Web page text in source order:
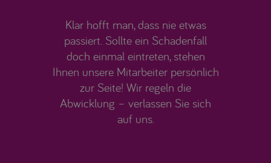
Klar hofft man, dass nie etwas
passiert. Sollte ein Schadenfall
doch einmal eintreten, stehen
Ihnen unsere Mitarbeiter persönlich
zur Seite! Wir regeln die
Abwicklung – verlassen Sie sich
auf uns.